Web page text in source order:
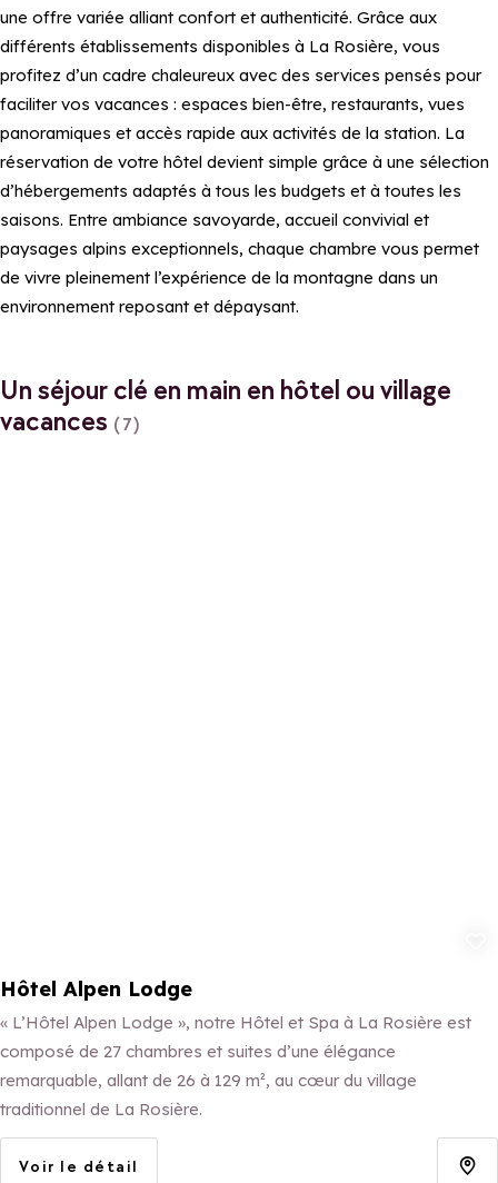
une offre variée alliant confort et authenticité. Grâce aux
différents établissements disponibles à La Rosière, vous
profitez d’un cadre chaleureux avec des services pensés pour
faciliter vos vacances : espaces bien-être, restaurants, vues
panoramiques et accès rapide aux activités de la station. La
réservation de votre hôtel devient simple grâce à une sélection
d’hébergements adaptés à tous les budgets et à toutes les
saisons. Entre ambiance savoyarde, accueil convivial et
paysages alpins exceptionnels, chaque chambre vous permet
de vivre pleinement l’expérience de la montagne dans un
environnement reposant et dépaysant.
Un séjour clé en main en hôtel ou village
vacances (7)
Hôtel Alpen Lodge
« L’Hôtel Alpen Lodge », notre Hôtel et Spa à La Rosière est
composé de 27 chambres et suites d’une élégance
remarquable, allant de 26 à 129 m², au cœur du village
traditionnel de La Rosière.
Voir le détail